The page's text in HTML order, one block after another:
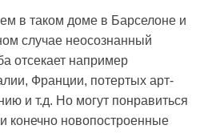
в таком доме в Барселоне и
случае неосознанный
отсекает например
Франции, потертых арт-
и т.д. Но могут понравиться
конечно новопостроенные